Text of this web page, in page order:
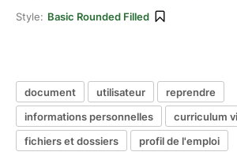
Style: Basic Rounded Filled
document utilisateur
reprendre
informations personnelles
curriculum
fichiers et dossiers
profil de l'emploi